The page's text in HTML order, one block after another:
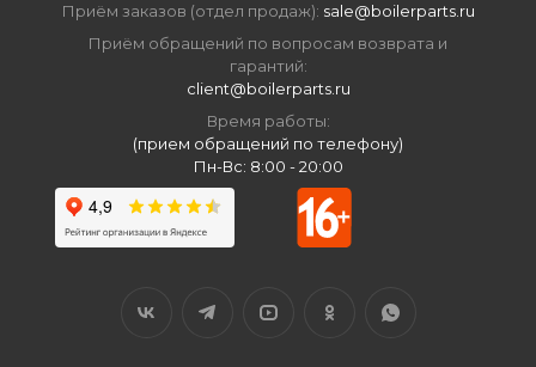
Приём заказов (отдел продаж): sale@boilerparts.ru
Приём обращений по вопросам возврата и
гарантий:
client@boilerparts.ru
Время работы:
(прием обращений по телефону)
Пн-Вс: 8:00 - 20:00